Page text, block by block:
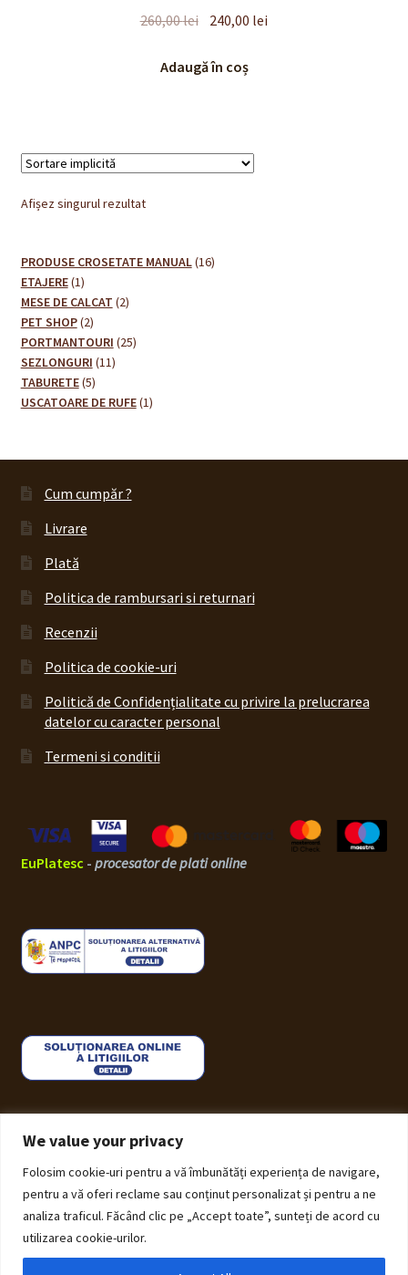
We value your privacy
Folosim cookie-uri pentru a vă îmbunătăți experiența de navigare,
pentru a vă oferi reclame sau conținut personalizat și pentru a ne
analiza traficul. Făcând clic pe „Accept toate”, sunteți de acord cu
utilizarea cookie-urilor.
260,00lei Prețul
a
240,00 lei
Adaugă în coș
Afișez singurul rezultat
PRODUSE CROSETATE MANUAL 1616
ETAJERE 11
produs
MESE DE CALCAT 22
PET SHOP 22
produse
PORTMANTOURI 2525
SEZLONGURI 1111
TABURETE 55
produse
USCATOARE DE RUFE 11
Cum cumpăr ?
Livrare
Plată
Politica de rambursari si returnari
Recenzii
Politica de cookie-uri
Politică de Confidențialitate cu privire la prelucrarea
datelor cu caracter personal
Termeni si conditii
EuPlatesc - procesator de plati online
© ECHOS Furniture 2026
Politică de Confidențialitate cu privire la prelucrarea
datelor cu caracter personal
WooCommerce.